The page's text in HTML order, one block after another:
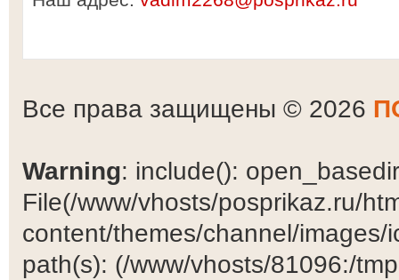
Все права защищены © 2026
Warning: include():
File(/www/vhosts/posprikaz.ru/
content/themes/channel/
path(s): (/www/vhosts/81096:/